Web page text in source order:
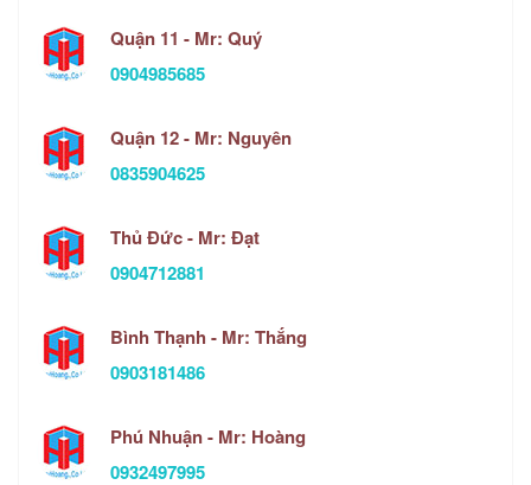
Quận 11 - Mr: Quý
0904985685
Quận 12 - Mr: Nguyên
0835904625
Thủ Đức - Mr: Đạt
0904712881
Bình Thạnh - Mr: Thắng
0903181486
Phú Nhuận - Mr: Hoàng
0932497995